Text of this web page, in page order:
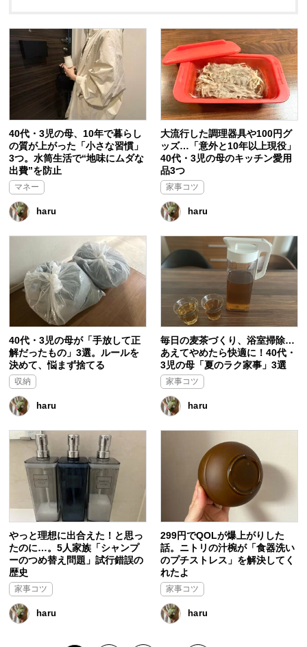
40代・3児の母、10年で暮らし
の質が上がった「小さな習慣」
3つ。水筒生活で“地味にムダな
出費”を防止
マネー
haru
大流行した調理器具や100円グ
ッズ…「意外と10年以上現役」
40代・3児の母のキッチン愛用
品3つ
家事コツ
haru
40代・3児の母が「手放して正
解だったもの」3選。ルールを
決めて、悩まず捨てる
収納
haru
毎日の麦茶づくり、浴室掃除…
あえてやめたら快適に！40代・
3児の母「夏のラク家事」3選
家事コツ
haru
やっと理想に出合えた！と思っ
たのに…。5人家族「シャンプ
ーのつめ替え問題」試行錯誤の
歴史
家事コツ
haru
299円でQOLが爆上がりした
話。ニトリの汁椀が「食器洗い
のプチストレス」を解決してく
れたよ
家事コツ
haru